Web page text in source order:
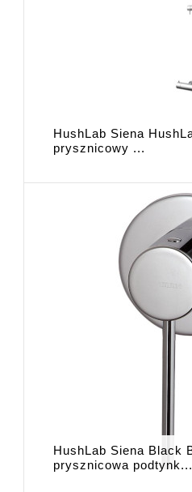
HushLab Siena
prysznicowy ...
HushLab Siena Black
prysznicowa podtynk...